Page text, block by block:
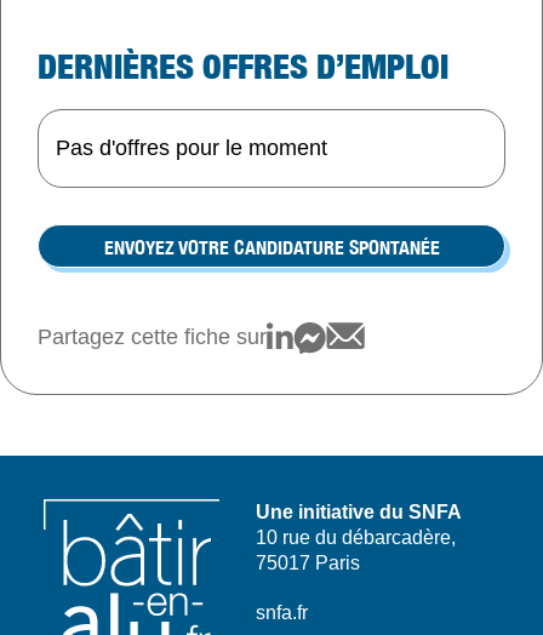
DERNIÈRES OFFRES D’EMPLOI
Pas d'offres pour le moment
ENVOYEZ VOTRE CANDIDATURE SPONTANÉE
Partagez cette fiche sur
Une initiative du SNFA
10 rue du débarcadère,
75017 Paris
snfa.fr